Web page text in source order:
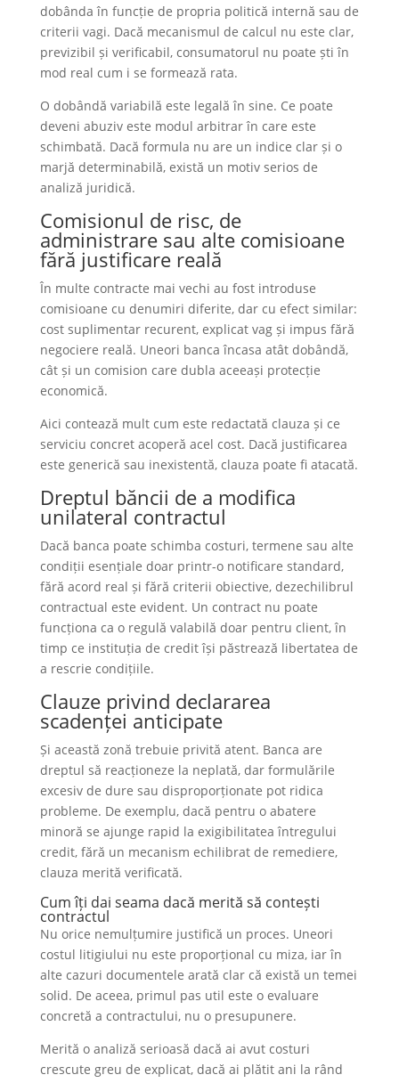
dobânda în funcție de propria politică internă sau de
criterii vagi. Dacă mecanismul de calcul nu este clar,
previzibil și verificabil, consumatorul nu poate ști în
mod real cum i se formează rata.
O dobândă variabilă este legală în sine. Ce poate
deveni abuziv este modul arbitrar în care este
schimbată. Dacă formula nu are un indice clar și o
marjă determinabilă, există un motiv serios de
analiză juridică.
Comisionul de risc, de
administrare sau alte comisioane
fără justificare reală
În multe contracte mai vechi au fost introduse
comisioane cu denumiri diferite, dar cu efect similar:
cost suplimentar recurent, explicat vag și impus fără
negociere reală. Uneori banca încasa atât dobândă,
cât și un comision care dubla aceeași protecție
economică.
Aici contează mult cum este redactată clauza și ce
serviciu concret acoperă acel cost. Dacă justificarea
este generică sau inexistentă, clauza poate fi atacată.
Dreptul băncii de a modifica
unilateral contractul
Dacă banca poate schimba costuri, termene sau alte
condiții esențiale doar printr-o notificare standard,
fără acord real și fără criterii obiective, dezechilibrul
contractual este evident. Un contract nu poate
funcționa ca o regulă valabilă doar pentru client, în
timp ce instituția de credit își păstrează libertatea de
a rescrie condițiile.
Clauze privind declararea
scadenței anticipate
Și această zonă trebuie privită atent. Banca are
dreptul să reacționeze la neplată, dar formulările
excesiv de dure sau disproporționate pot ridica
probleme. De exemplu, dacă pentru o abatere
minoră se ajunge rapid la exigibilitatea întregului
credit, fără un mecanism echilibrat de remediere,
clauza merită verificată.
Cum îți dai seama dacă merită să contești
contractul
Nu orice nemulțumire justifică un proces. Uneori
costul litigiului nu este proporțional cu miza, iar în
alte cazuri documentele arată clar că există un temei
solid. De aceea, primul pas util este o evaluare
concretă a contractului, nu o presupunere.
Merită o analiză serioasă dacă ai avut costuri
crescute greu de explicat, dacă ai plătit ani la rând